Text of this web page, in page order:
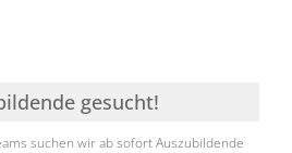
gesucht!
suchen wir ab sofort Auszubildende